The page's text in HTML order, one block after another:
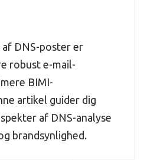
DNS-poster er
robust e-mail-
BIMI-
artikel guider dig
af DNS-analyse
brandsynlighed.